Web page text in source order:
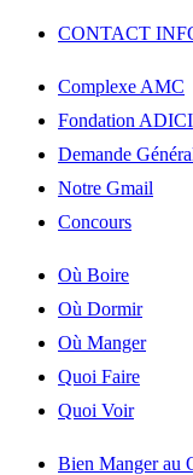
CONTACT
Complexe AMC
Fondation ADICI
Demande
Notre Gmail
Concours
Où Boire
Où Dormir
Où Manger
Quoi Faire
Quoi Voir
Bien Manger au